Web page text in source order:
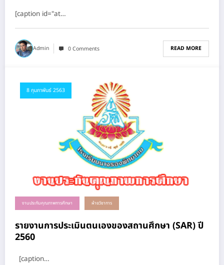
[caption id="at…
Admin 0 Comments READ MORE
8 กุมภาพันธ์ 2563
งานประกันคุณภาพการศึกษา ฝ่ายวิชาการ
รายงานการประเมินตนเองของสถานศึกษา (SAR) ปี
2560
[caption…